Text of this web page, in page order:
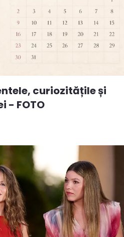
curiozitățile și
- FOTO